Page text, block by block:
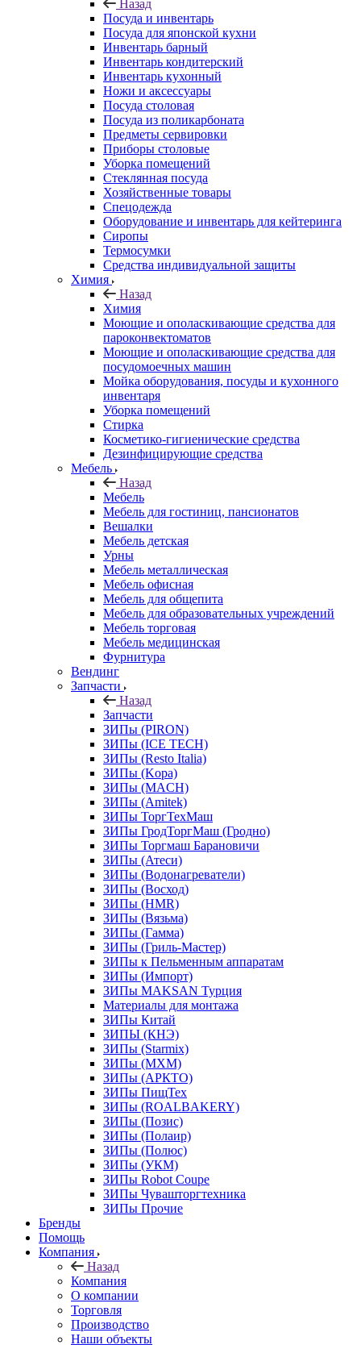
Назад
Посуда и инвентарь
Посуда для японской кухни
Инвентарь барный
Инвентарь кондитерский
Инвентарь кухонный
Ножи и аксессуары
Посуда столовая
Посуда из поликарбоната
Предметы сервировки
Приборы столовые
Уборка помещений
Стеклянная посуда
Хозяйственные товары
Спецодежда
Оборудование и инвентарь для кейтеринга
Сиропы
Термосумки
Средства индивидуальной защиты
Химия
Назад
Химия
Моющие и ополаскивающие средства для
пароконвектоматов
Моющие и ополаскивающие средства для
посудомоечных машин
Мойка оборудования, посуды и кухонного
инвентаря
Уборка помещений
Стирка
Косметико-гигиенические средства
Дезинфицирующие средства
Мебель
Назад
Мебель
Мебель для гостиниц, пансионатов
Вешалки
Мебель детская
Урны
Мебель металлическая
Мебель офисная
Мебель для общепита
Мебель для образовательных учреждений
Мебель торговая
Мебель медицинская
Фурнитура
Вендинг
Запчасти
Назад
Запчасти
ЗИПы (PIRON)
ЗИПы (ICE TECH)
ЗИПы (Resto Italia)
ЗИПы (Kopa)
ЗИПы (MACH)
ЗИПы (Amitek)
ЗИПы ТоргТехМаш
ЗИПы ГродТоргМаш (Гродно)
ЗИПы Торгмаш Барановичи
ЗИПы (Атеси)
ЗИПы (Водонагреватели)
ЗИПы (Восход)
ЗИПы (HMR)
ЗИПы (Вязьма)
ЗИПы (Гамма)
ЗИПы (Гриль-Мастер)
ЗИПы к Пельменным аппаратам
ЗИПы (Импорт)
ЗИПы MAKSAN Турция
Материалы для монтажа
ЗИПы Китай
ЗИПЫ (КНЭ)
ЗИПы (Starmix)
ЗИПы (МХМ)
ЗИПы (АРКТО)
ЗИПы ПищТех
ЗИПы (ROALBAKERY)
ЗИПы (Позис)
ЗИПы (Полаир)
ЗИПы (Полюс)
ЗИПы (УКМ)
ЗИПы Robot Coupe
ЗИПы Чувашторгтехника
ЗИПы Прочие
Бренды
Помощь
Компания
Назад
Компания
О компании
Торговля
Производство
Наши объекты